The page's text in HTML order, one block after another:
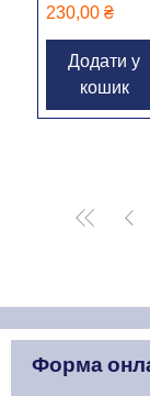
Ціна
230,00 ₴
Додати у
кошик
Форма